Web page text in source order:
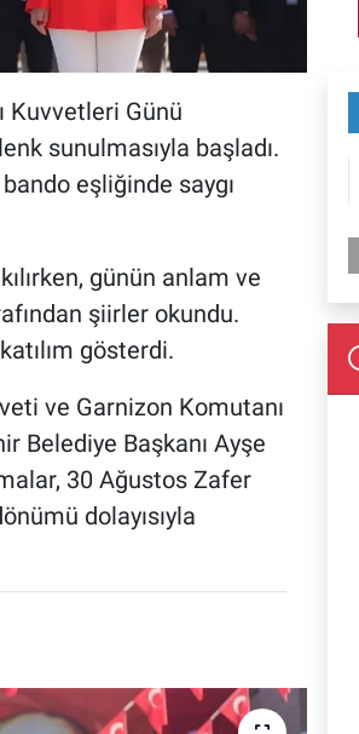
Kuvvetleri Günü
sunulmasıyla başladı.
eşliğinde saygı
günün anlam ve
şiirler okundu.
gösterdi.
ve Garnizon Komutanı
Belediye Başkanı Ayşe
30 Ağustos Zafer
dolayısıyla